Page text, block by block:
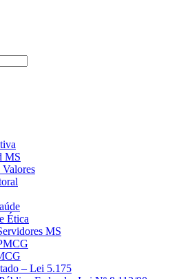
MS
Ética
MS
– Lei 5.175